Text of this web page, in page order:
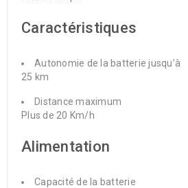
Caractéristiques
Autonomie de la batterie jusqu’à
25 km
Distance maximum
Plus de 20 Km/h
Alimentation
Capacité de la batterie